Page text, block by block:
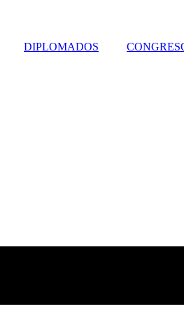
DIPLOMADOS